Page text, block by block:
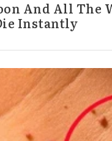
And All The
Instantly